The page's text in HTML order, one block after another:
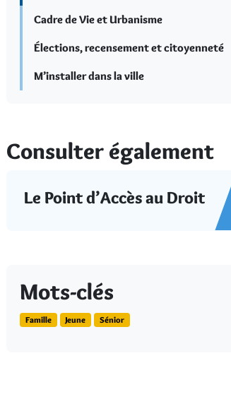
Cadre de Vie et Urbanisme
Élections, recensement et citoyenneté
M’installer dans la ville
Consulter également
Le Point d’Accès au Droit
Mots-clés
Famille Jeune Sénior